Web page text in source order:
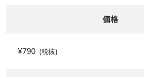
価格
¥790 (税抜)